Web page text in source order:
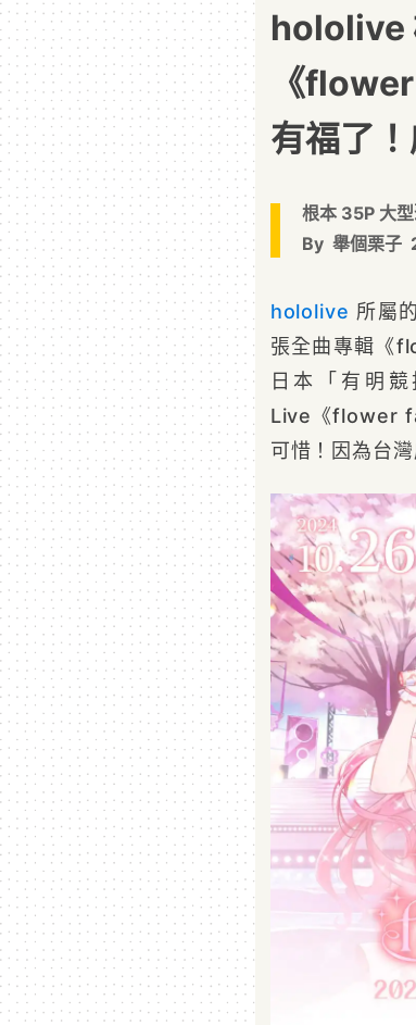
hololive
《
有福了
根本 35P 大
By 舉個栗子
hololive 所屬
張全曲專輯《
日本「有明
Live《flower
可惜！因為台